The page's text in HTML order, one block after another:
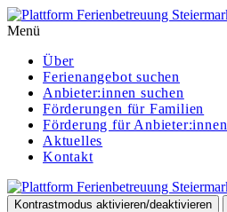
Menü
Über
Ferienangebot suchen
Anbieter:innen suchen
För­de­run­gen für Familien
Förderung für Anbieter:innen
Aktuelles
Kontakt
Kontrastmodus aktivieren/deaktivieren